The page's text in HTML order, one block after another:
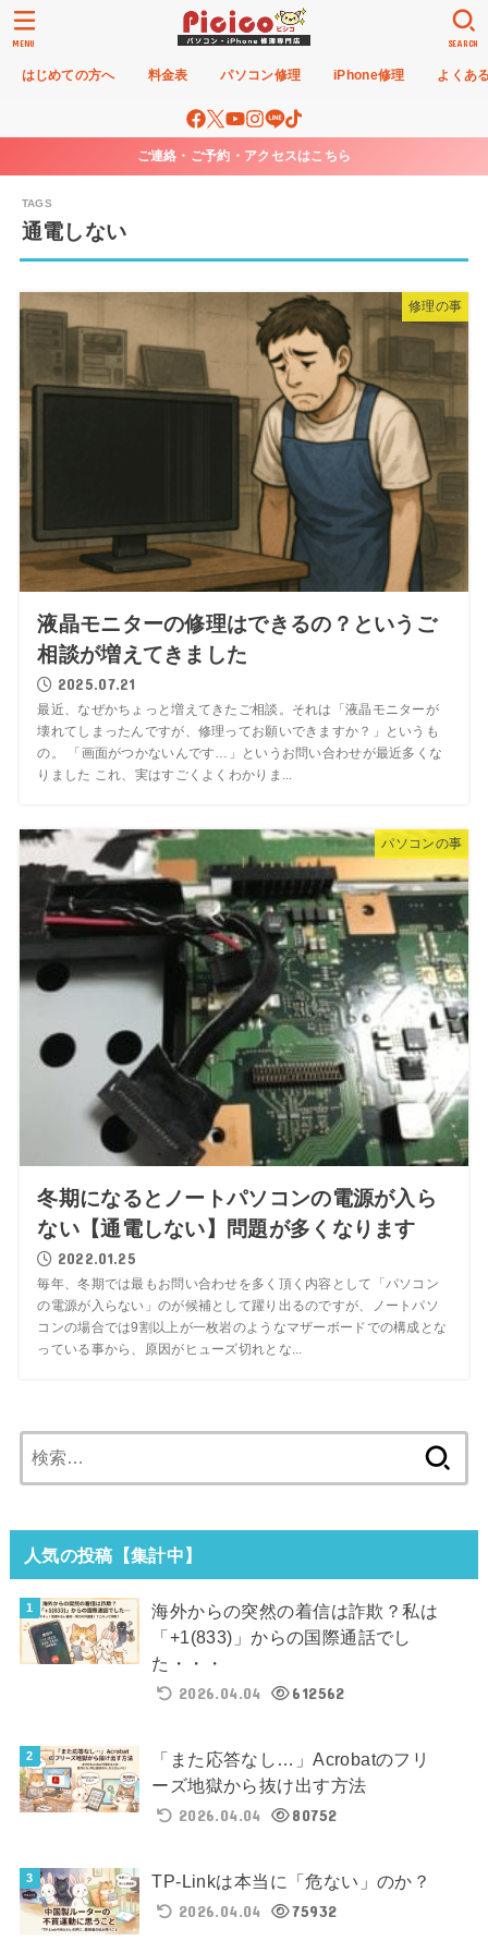
はじめての方へ 料金表 パソコン修理 iPhone修理 よくあ
SEARCH
MENU
ご連絡・ご予約・アクセスはこちら
通電しない
修理の事
液晶モニターの修理はできるの？というご
相談が増えてきました
2025.07.21
最近、なぜかちょっと増えてきたご相談。それは「液晶モニターが
壊れてしまったんですが、修理ってお願いできますか？」というも
の。 「画面がつかないんです…」というお問い合わせが最近多くな
りました これ、実はすごくよくわかりま...
パソコンの事
冬期になるとノートパソコンの電源が入ら
ない【通電しない】問題が多くなります
2022.01.25
毎年、冬期では最もお問い合わせを多く頂く内容として「パソコン
の電源が入らない」のが候補として躍り出るのですが、ノートパソ
コンの場合では9割以上が一枚岩のようなマザーボードでの構成とな
っている事から、原因がヒューズ切れとな...
索:
人気の投稿【集計中】
海外からの突然の着信は詐欺？私は
「+1(833)」からの国際通話でし
た・・・
2026.04.04
612562
「また応答なし…」Acrobatのフリ
ーズ地獄から抜け出す方法
2026.04.04
80752
TP-Linkは本当に「危ない」のか？
2026.04.04
75932